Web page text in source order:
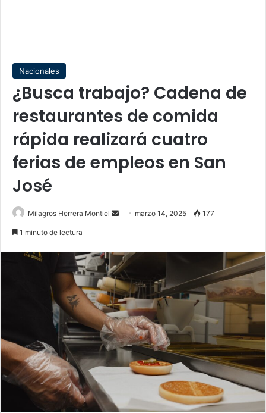
Nacionales
¿Busca trabajo? Cadena de
restaurantes de comida
rápida realizará cuatro
ferias de empleos en San
José
Milagros Herrera Montiel
Send marzo 14, 2025 177
1 minuto de lectura